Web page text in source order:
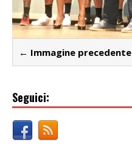
← Immagine precedente
Seguici: